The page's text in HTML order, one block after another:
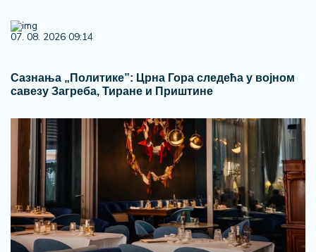
07. 08. 2026 09:14
Сазнања „Политике”: Црна Гора следећа у војном
савезу Загреба, Тиране и Приштине